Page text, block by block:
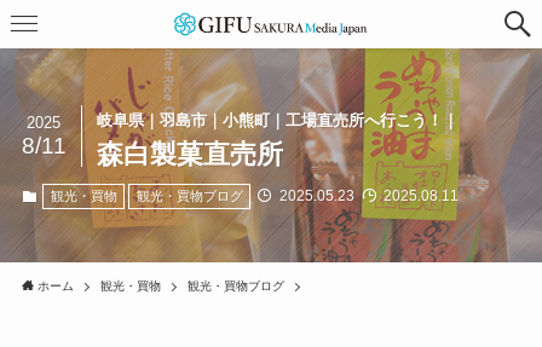
岐阜県｜羽島市｜小熊町｜工場直売所へ行こう！｜
森白製菓直売所
2025
8/11
観光・買物 観光・買物ブログ 2025.05.23 2025.08.11
ホーム 観光・買物 観光・買物ブログ